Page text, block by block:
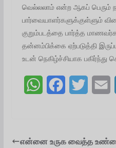
வெல்லலாம் என்ற ஆகப் பெரும்
பார்வையாளர்களுக்குள்ளும்
குறும்படத்தை பார்த்த
தன்னம்பிக்கை ஏற்படுத்தி
உடன் நெகிழ்ச்சியாக
W
t
e
t
i
என்னை உருக வைத்த உண்மை